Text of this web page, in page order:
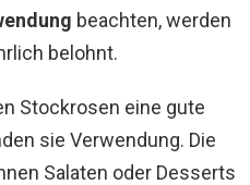
beachten, werden
belohnt.
Stockrosen eine gute
sie Verwendung. Die
Salaten oder Desserts